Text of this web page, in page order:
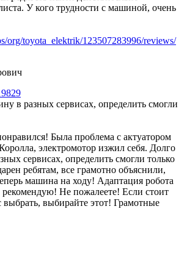
У кого трудности с машиной, очень
org/toyota_elektrik/123507283996/reviews/
в разных сервисах, определить смогли
Была проблема с актуатором
электромотор изжил себя. Долго
сервисах, определить смогли только
ребятам, все грамотно объяснили,
машина на ходу! Адаптация робота
рекомендую! Не пожалеете! Если стоит
выбрать, выбирайте этот! Грамотные